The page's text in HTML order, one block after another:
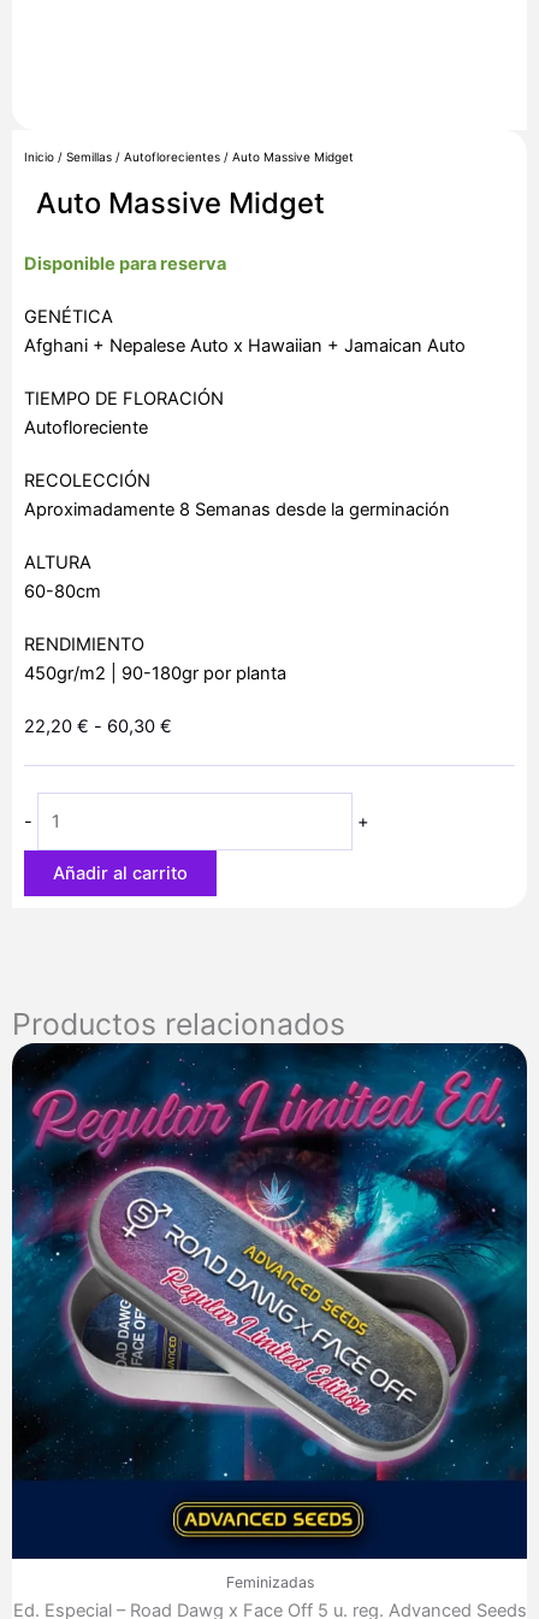
Inicio / Semillas / Autoflorecientes / Auto Massive Midget
Auto Massive Midget
Disponible para reserva
GENÉTICA
Afghani + Nepalese Auto x Hawaiian + Jamaican Auto
TIEMPO DE FLORACIÓN
Autofloreciente
RECOLECCIÓN
Aproximadamente 8 Semanas desde la germinación
ALTURA
60-80cm
RENDIMIENTO
450gr/m2 | 90-180gr por planta
22,20 € - 60,30 €
hasta
60,30 €
-
cantidad
+
Añadir al carrito
Productos relacionados
Feminizadas
Ed. Especial – Road Dawg x Face Off 5 u. reg. Advanced Seeds